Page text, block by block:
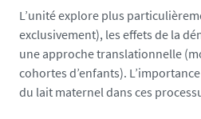
L’unité explore plus
exclusivement), les effets de la
une approche translationnelle
cohortes d’enfants).
du lait maternel dans ces